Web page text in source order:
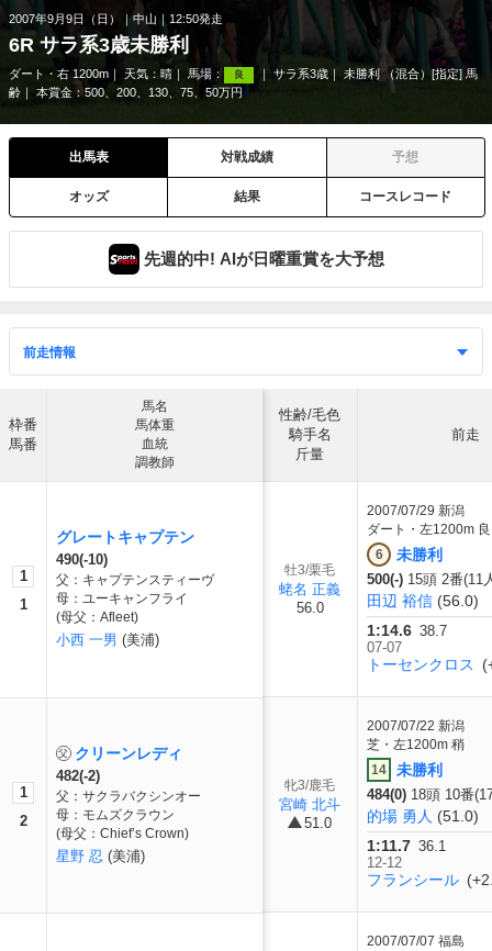
2007年9月9日（日） 中山 12:50発走
6R サラ系3歳未勝利
ダート・右 1200m 天気： 晴 馬場： 良 サラ系3歳
未勝利 （混合）[指定] 馬
齢
本賞金：500、200、130、75、50万円
出馬表 対戦成績 予想
オッズ 結果 コースレコード
先週的中! AIが日曜重賞を大予想
枠番
馬番
馬名
馬体重
血統
調教師
1
1
グレートキャプテン
490(-10)
父：キャプテンスティーヴ
母：ユーキャンフライ
(母父：Afleet)
小西 一男 (美浦)
1
2
クリーンレディ
482(-2)
父：サクラバクシンオー
母：モムズクラウン
(母父：Chief’s Crown)
星野 忍 (美浦)
性齢/毛色
騎手名
斤量
前走
牡3/栗毛
蛯名 正義
56.0
2007/07/29 新潟
ダート・左1200m 良
6
未勝利
500(-) 15頭 2番(11
田辺 裕信 (56.0)
1:14.6 38.7
07-07
トーセンクロス
牝3/鹿毛
宮崎 北斗
51.0
2007/07/22 新潟
芝・左1200m 稍
14
未勝利
484(0) 18頭 10番
的場 勇人 (51.0)
1:11.7 36.1
12-12
フランシール
2007/07/07 福島